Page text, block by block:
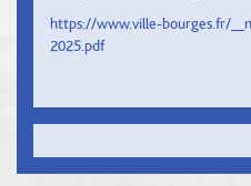
https://www.ville-bourges.fr/
2025.pdf